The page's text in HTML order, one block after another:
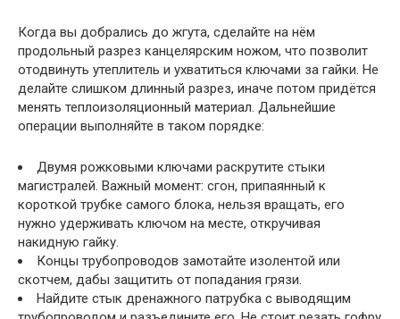
Когда вы добрались до жгута, сделайте на нём
продольный разрез канцелярским ножом, что позволит
отодвинуть утеплитель и ухватиться ключами за гайки. Не
делайте слишком длинный разрез, иначе потом придётся
менять теплоизоляционный материал. Дальнейшие
операции выполняйте в таком порядке:
Двумя рожковыми ключами раскрутите стыки
магистралей. Важный момент: сгон, припаянный к
короткой трубке самого блока, нельзя вращать, его
нужно удерживать ключом на месте, откручивая
накидную гайку.
Концы трубопроводов замотайте изолентой или
скотчем, дабы защитить от попадания грязи.
Найдите стык дренажного патрубка с выводящим